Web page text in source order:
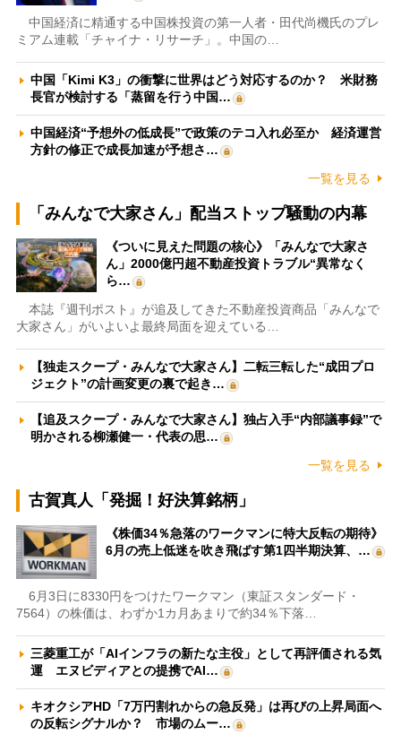
中国経済に精通する中国株投資の第一人者・田代尚機氏のプレ
ミアム連載「チャイナ・リサーチ」。中国の…
中国「Kimi K3」の衝撃に世界はどう対応するのか？ 米財務
長官が検討する「蒸留を行う中国…
中国経済“予想外の低成長”で政策のテコ入れ必至か 経済運営
方針の修正で成長加速が予想さ…
一覧を見る
「みんなで大家さん」配当ストップ騒動の内幕
《ついに見えた問題の核心》「みんなで大家さ
ん」2000億円超不動産投資トラブル“異常なく
ら…
本誌『週刊ポスト』が追及してきた不動産投資商品「みんなで
大家さん」がいよいよ最終局面を迎えている…
【独走スクープ・みんなで大家さん】二転三転した“成田プロ
ジェクト”の計画変更の裏で起き…
【追及スクープ・みんなで大家さん】独占入手“内部議事録”で
明かされる柳瀬健一・代表の思…
一覧を見る
古賀真人「発掘！好決算銘柄」
《株価34％急落のワークマンに特大反転の期待》
6月の売上低迷を吹き飛ばす第1四半期決算、…
6月3日に8330円をつけたワークマン（東証スタンダード・
7564）の株価は、わずか1カ月あまりで約34％下落…
三菱重工が「AIインフラの新たな主役」として再評価される気
運 エヌビディアとの提携でAI…
キオクシアHD「7万円割れからの急反発」は再びの上昇局面へ
の反転シグナルか？ 市場のムー…